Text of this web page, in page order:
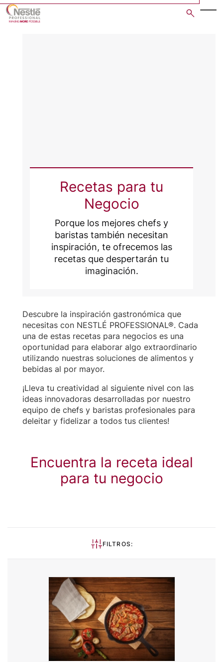
Skip
Recetas para tu
Negocio
Porque los mejores chefs y
baristas también necesitan
inspiración, te ofrecemos las
recetas que despertarán tu
imaginación.
Descubre la inspiración gastronómica que
necesitas con NESTLÉ PROFESSIONAL®. Cada
una de estas recetas para negocios es una
oportunidad para elaborar algo extraordinario
utilizando nuestras soluciones de alimentos y
bebidas al por mayor.
¡Lleva tu creatividad al siguiente nivel con las
ideas innovadoras desarrolladas por nuestro
equipo de chefs y baristas profesionales para
deleitar y fidelizar a todos tus clientes!
Encuentra la receta ideal
para tu negocio
FILTROS: